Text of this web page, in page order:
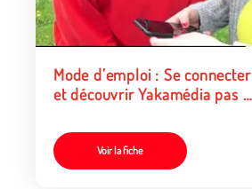
Mode d’emploi : Se connecter
et découvrir Yakamédia pas à
Voir la fiche